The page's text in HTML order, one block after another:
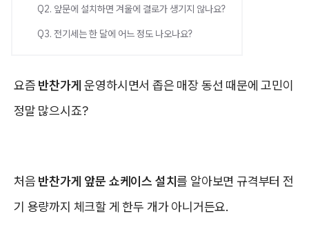
Q2. 앞문에 설치하면 겨울에 결로가 생기지 않나요?
Q3. 전기세는 한 달에 어느 정도 나오나요?
요즘 반찬가게 운영하시면서 좁은 매장 동선 때문에 고민이
정말 많으시죠?
처음 반찬가게 앞문 쇼케이스 설치를 알아보면 규격부터 전
기 용량까지 체크할 게 한두 개가 아니거든요.